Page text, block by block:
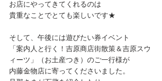
お店にやってきてくれるのは
貴重なことでとても楽しいです★
そして、午後には遊びたい券イベント
「案内人と行く！吉原商店街散策＆吉原スウ
ィーツ」（お土産つき）のご一行様が
内藤金物店に寄ってくださいました。